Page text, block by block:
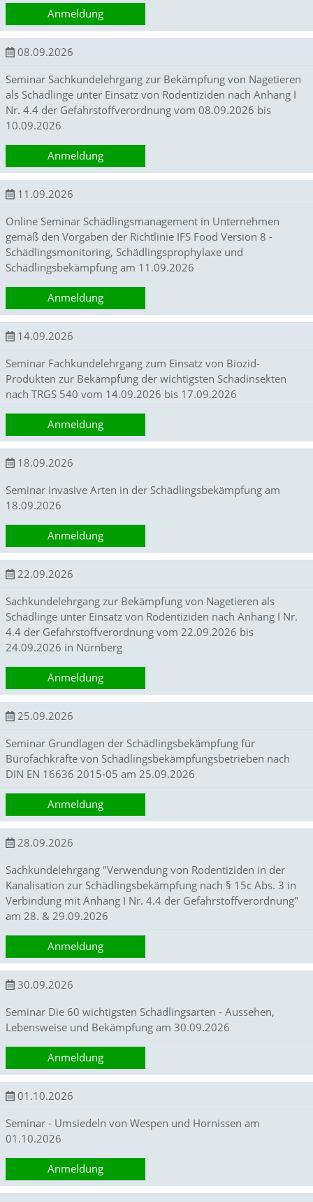
l
e
ß
t
i
e
A
k
v
i
e
u
n
g
d
e
r
t
a
t
s
t
i
o
k
i
e
s
e
i
.
Statistik
(Optimierung
der
Inhalte)
r
n
u
z
e
n
f
n
k
t
o
n
a
e
s
a
o
y
m
i
i
e
r
e
s
c
Anmeldung
08.09.2026
Seminar Sachkundelehrgang zur Bekämpfung von Nagetieren
als Schädlinge unter Einsatz von Rodentiziden nach Anhang I
Nr. 4.4 der Gefahrstoffverordnung vom 08.09.2026 bis
10.09.2026
Anmeldung
11.09.2026
Online Seminar Schädlingsmanagement in Unternehmen
gemäß den Vorgaben der Richtlinie IFS Food Version 8 -
Schädlingsmonitoring, Schädlingsprophylaxe und
Schädlingsbekämpfung am 11.09.2026
Anmeldung
14.09.2026
Seminar Fachkundelehrgang zum Einsatz von Biozid-
Produkten zur Bekämpfung der wichtigsten Schadinsekten
nach TRGS 540 vom 14.09.2026 bis 17.09.2026
Anmeldung
18.09.2026
Seminar invasive Arten in der Schädlingsbekämpfung am
18.09.2026
Anmeldung
22.09.2026
Sachkundelehrgang zur Bekämpfung von Nagetieren als
Schädlinge unter Einsatz von Rodentiziden nach Anhang I Nr.
4.4 der Gefahrstoffverordnung vom 22.09.2026 bis
24.09.2026 in Nürnberg
Anmeldung
25.09.2026
Seminar Grundlagen der Schädlingsbekämpfung für
Bürofachkräfte von Schädlingsbekämpfungsbetrieben nach
DIN EN 16636 2015-05 am 25.09.2026
Anmeldung
28.09.2026
Sachkundelehrgang "Verwendung von Rodentiziden in der
Kanalisation zur Schädlingsbekämpfung nach § 15c Abs. 3 in
Verbindung mit Anhang I Nr. 4.4 der Gefahrstoffverordnung"
am 28. & 29.09.2026
Anmeldung
30.09.2026
Seminar Die 60 wichtigsten Schädlingsarten - Aussehen,
Lebensweise und Bekämpfung am 30.09.2026
Anmeldung
01.10.2026
Seminar - Umsiedeln von Wespen und Hornissen am
01.10.2026
Anmeldung